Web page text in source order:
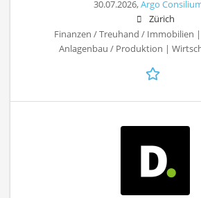
30.07.2026,Argo
Zürich
Finanzen / Treuhand / Immobilien
Anlagenbau / Produktion |